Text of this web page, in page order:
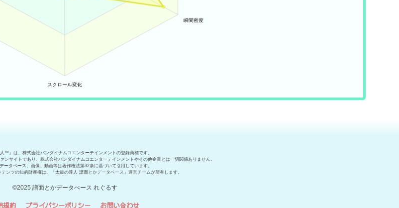
人™』は、株式会社バンダイナムコエンターテインメントの登録商標です。
サイトであり、株式会社バンダイナムコエンターテインメントやその他企業とは一切関係ありません。
ータベース、画像、動画等は著作権法第32条に基づいて引用しています。
ンツの知的財産権は、「太鼓の達人 譜面とかデータベース」運営チームが所有します。
©2025 譜面とかデータべース れぐるす
規約 プライバシーポリシー お問い合わせ